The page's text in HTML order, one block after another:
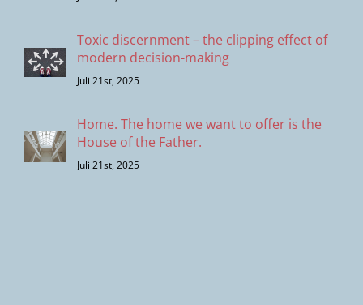
Toxic discernment – the clipping effect of
modern decision-making
Juli 21st, 2025
Home. The home we want to offer is the
House of the Father.
Juli 21st, 2025